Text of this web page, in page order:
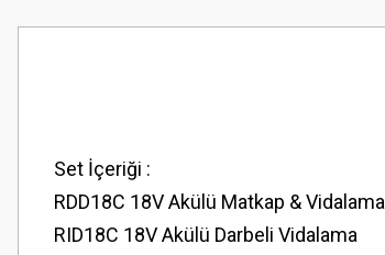
Set İçeriği :
RDD18C 18V Akülü Matkap & Vidalama
RID18C 18V Akülü Darbeli Vidalama